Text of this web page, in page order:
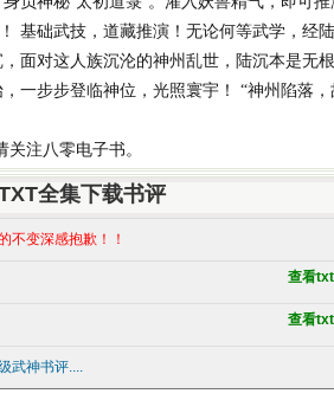
基础武技，道藏推演！无论何等武学，经
面对这人族沉沦的神州乱世，陆沉本是无根
一步步登临神位，光照寰宇！ “神州陷落，
关注八零电子书。
全集下载书评
不变深感抱歉！！
查看
查看
武神书评....